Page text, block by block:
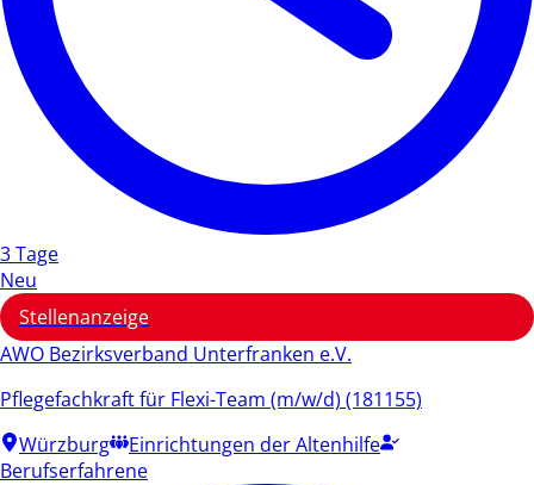
3 Tage
Neu
Stellenanzeige
AWO Bezirksverband Unterfranken e.V.
Pflegefachkraft für Flexi-Team (m/w/d) (181155)
Würzburg
Einrichtungen der Altenhilfe
Berufserfahrene